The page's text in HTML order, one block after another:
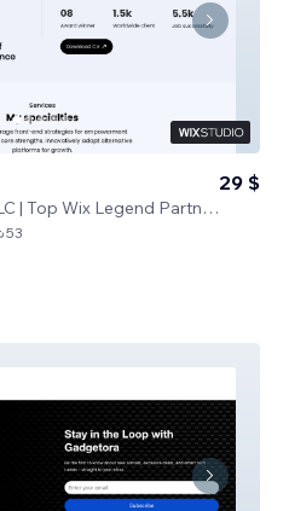
| Top Wix Legend Partners
29 $
53